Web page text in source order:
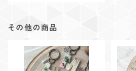
その他の商品